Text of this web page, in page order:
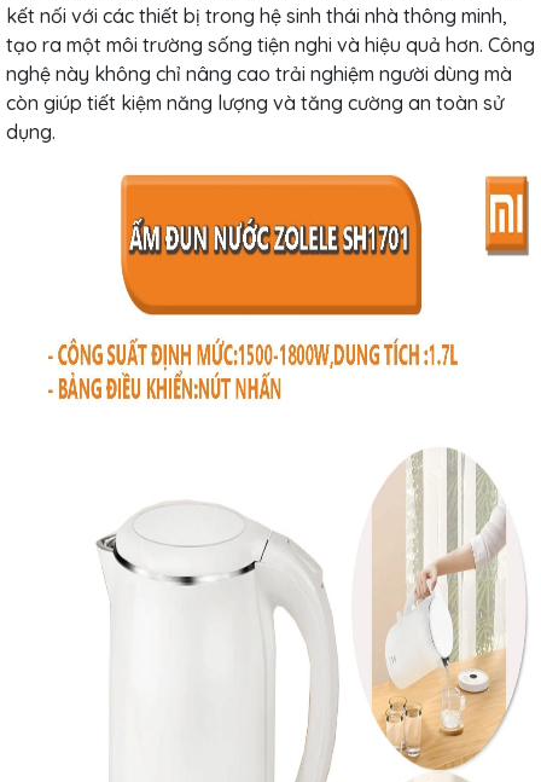
kết nối với các thiết bị trong hệ sinh thái nhà thông minh,
tạo ra một môi trường sống tiện nghi và hiệu quả hơn. Công
nghệ này không chỉ nâng cao trải nghiệm người dùng mà
còn giúp tiết kiệm năng lượng và tăng cường an toàn sử
dụng.